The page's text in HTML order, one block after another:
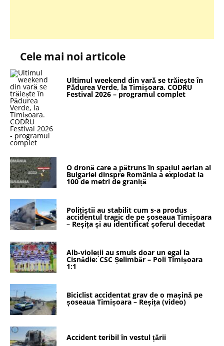
Cele mai noi articole
Ultimul weekend din vară se trăiește în
Pădurea Verde, la Timișoara. CODRU
Festival 2026 – programul complet
O dronă care a pătruns în spațiul aerian al
Bulgariei dinspre România a explodat la
100 de metri de graniță
Polițiștii au stabilit cum s-a produs
accidentul tragic de pe șoseaua Timișoara
– Reșița și au identificat șoferul decedat
Alb-violeții au smuls doar un egal la
Cisnădie: CSC Șelimbăr – Poli Timișoara
1:1
Biciclist accidentat grav de o mașină pe
șoseaua Timișoara – Reșița (video)
Accident teribil în vestul țării